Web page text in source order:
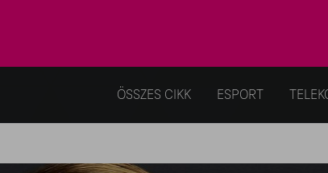
ÖSSZES CIKK ESPORT